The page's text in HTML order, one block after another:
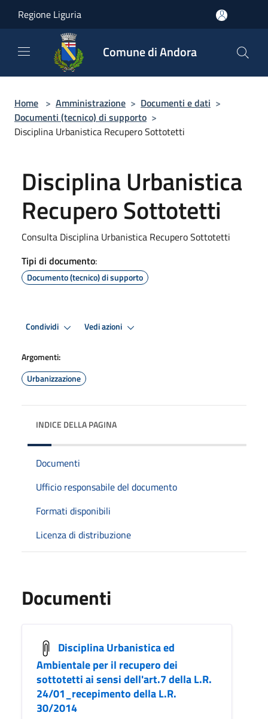
Regione Liguria
Comune di Andora
Home > Amministrazione > Documenti e dati >
Documenti (tecnico) di supporto >
Disciplina Urbanistica Recupero Sottotetti
Disciplina Urbanistica
Recupero Sottotetti
Consulta Disciplina Urbanistica Recupero Sottotetti
Tipi di documento:
Documento (tecnico) di supporto
Condividi Vedi azioni
Argomenti:
Urbanizzazione
INDICE DELLA PAGINA
Documenti
Ufficio responsabile del documento
Formati disponibili
Licenza di distribuzione
Documenti
Disciplina Urbanistica ed
Ambientale per il recupero dei
sottotetti ai sensi dell'art.7 della L.R.
24/01_recepimento della L.R.
30/2014